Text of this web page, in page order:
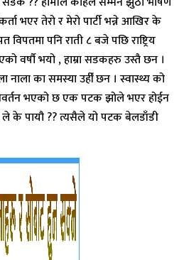
भएर तेरो र मेरो पार्टी भन्ने आखिर के
पनि राती ८ बजे पछि राष्ट्रिय
वर्षौ भयो , हाम्रा सडकहरु उस्तै छन ।
नाला का समस्या उहीँ छन । स्वास्थ्य को
भएको छ एक पटक झोले भएर होईन
ले के पायौ ?? त्यसैले यो पटक बेलडाँडी